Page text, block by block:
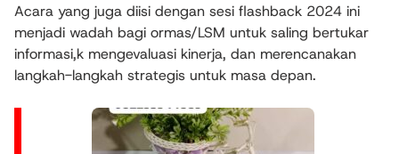
Acara yang juga diisi dengan sesi flashback 2024 ini
menjadi wadah bagi ormas/LSM untuk saling bertukar
informasi,k mengevaluasi kinerja, dan merencanakan
langkah-langkah strategis untuk masa depan.